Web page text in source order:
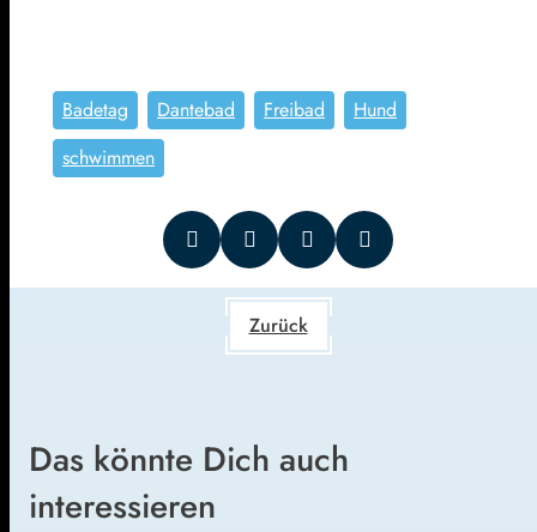
Badetag Dantebad Freibad
Hund
schwimmen
Zurück
Das könnte Dich auch
interessieren